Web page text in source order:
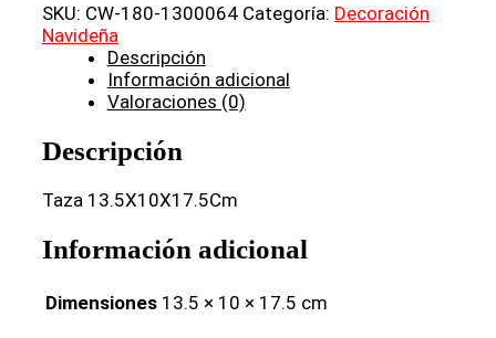
SKU: CW-180-1300064 Categoría: Decoración
Navideña
Descripción
Información adicional
Valoraciones (0)
Descripción
Taza 13.5X10X17.5Cm
Información adicional
Dimensiones 13.5 × 10 × 17.5 cm